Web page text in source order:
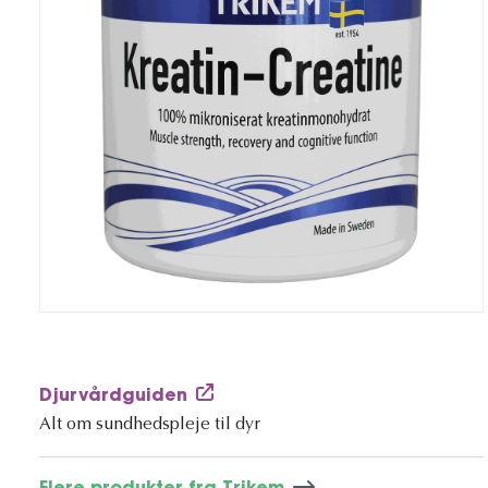
Djurvårdguiden
Alt om sundhedspleje til dyr